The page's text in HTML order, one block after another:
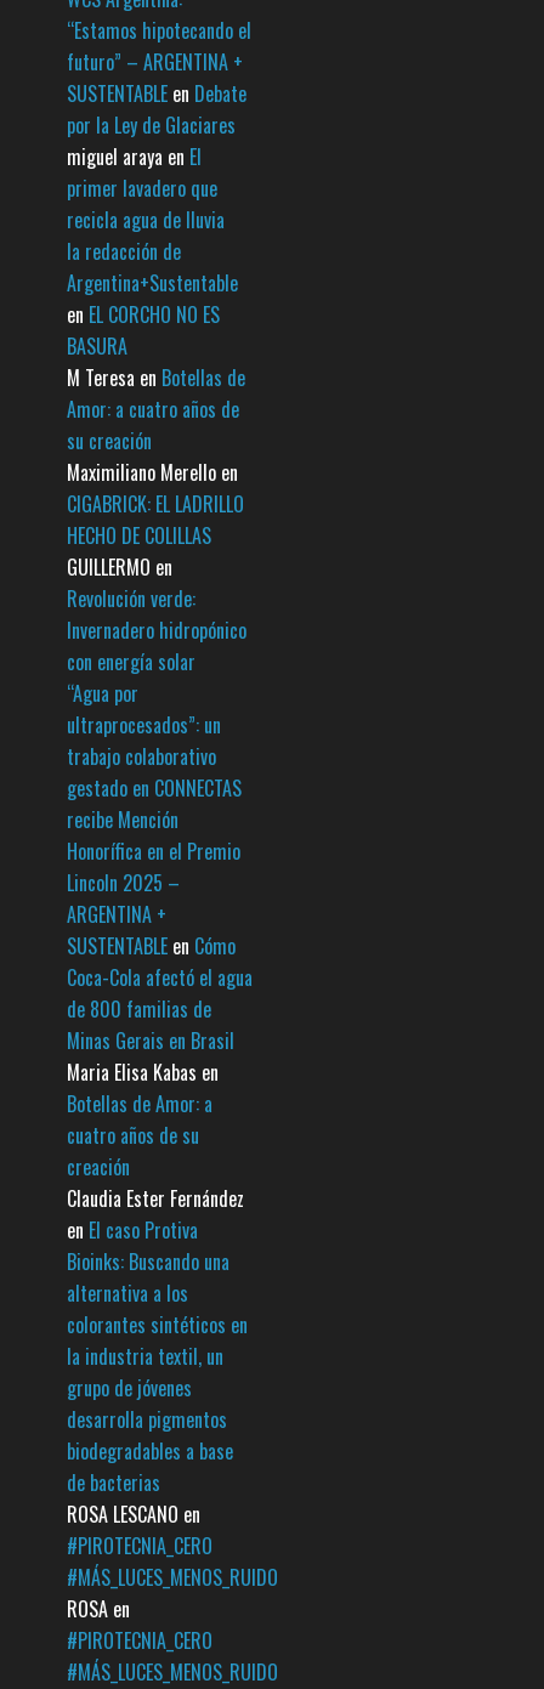
“Estamos hipotecando el
futuro” – ARGENTINA +
SUSTENTABLE en Debate
por la Ley de Glaciares
miguel araya en El
primer lavadero que
recicla agua de lluvia
la redacción de
Argentina+Sustentable
en EL CORCHO NO ES
BASURA
M Teresa en Botellas de
Amor: a cuatro años de
su creación
Maximiliano Merello en
CIGABRICK: EL LADRILLO
HECHO DE COLILLAS
GUILLERMO en
Revolución verde:
Invernadero hidropónico
con energía solar
“Agua por
ultraprocesados”: un
trabajo colaborativo
gestado en CONNECTAS
recibe Mención
Honorífica en el Premio
Lincoln 2025 –
ARGENTINA +
SUSTENTABLE en Cómo
Coca-Cola afectó el agua
de 800 familias de
Minas Gerais en Brasil
Maria Elisa Kabas en
Botellas de Amor: a
cuatro años de su
creación
Claudia Ester Fernández
en El caso Protiva
Bioinks: Buscando una
alternativa a los
colorantes sintéticos en
la industria textil, un
grupo de jóvenes
desarrolla pigmentos
biodegradables a base
de bacterias
ROSA LESCANO en
#PIROTECNIA_CERO
#MÁS_LUCES_MENOS_RUIDO
ROSA en
#PIROTECNIA_CERO
#MÁS_LUCES_MENOS_RUIDO